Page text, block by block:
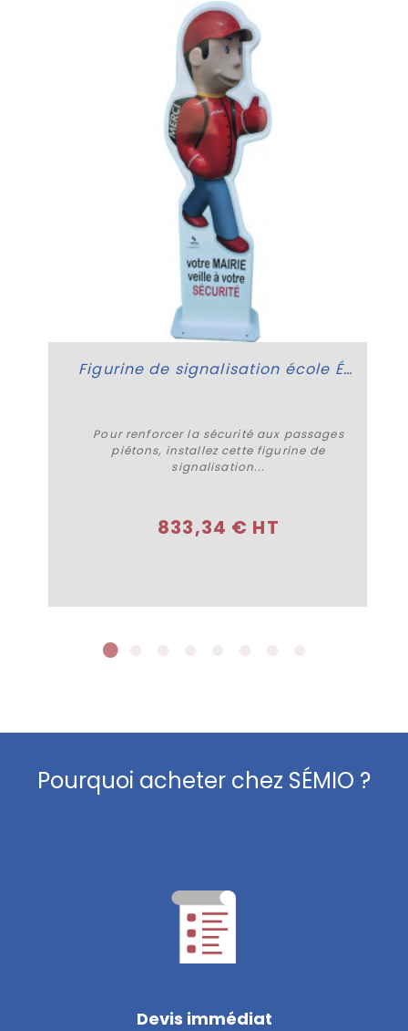
Figurine de signalisation école Éco
Pour renforcer la sécurité aux passages
piétons, installez cette figurine de
signalisation...
833,34 € HT
Pourquoi acheter chez SÉMIO ?
Devis immédiat